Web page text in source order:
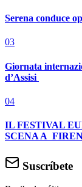
Serena conduce
03
Giornata
d’Assisi
04
IL FESTIVAL
SCENA A
Suscríbete